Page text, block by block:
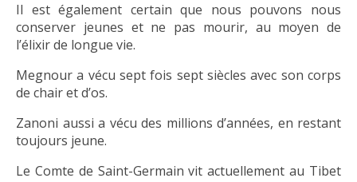
Il est également certain que nous pouvons nous
conserver jeunes et ne pas mourir, au moyen de
l’élixir de longue vie.
Megnour a vécu sept fois sept siècles avec son corps
de chair et d’os.
Zanoni aussi a vécu des millions d’années, en restant
toujours jeune.
Le Comte de Saint-Germain vit actuellement au Tibet